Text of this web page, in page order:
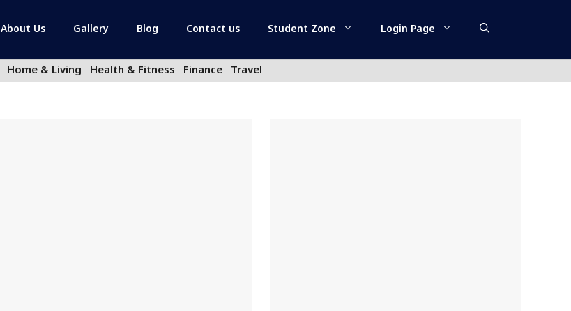
About Us Gallery Blog Contact us Student Zone Login Page
Home & Living Health & Fitness Finance Travel